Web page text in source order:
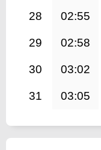
28 02:55
29 02:58
30 03:02
31 03:05